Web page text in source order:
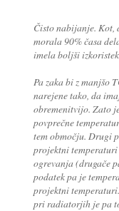
Čisto nabijanje. Kot,
morala 90% časa
imela boljši
Pa zaka bi z manjšo
narejene tako, da
obremenitvijo. Zato
povprečne
tem območju. Drugi
projektni temperaturi
ogrevanja (drugače
podatek pa je
projektni
pri radiatorjih je pa